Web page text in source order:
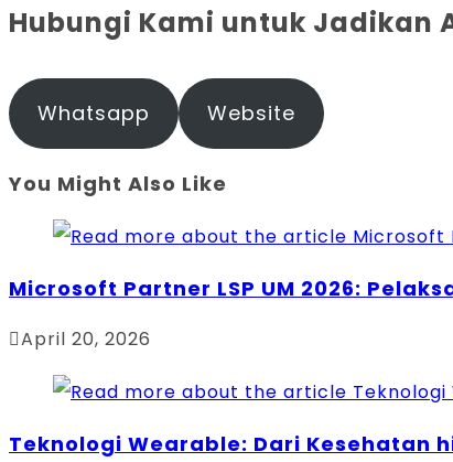
Hubungi Kami untuk Jadikan
Whatsapp Website
You Might Also Like
Microsoft Partner LSP UM 2026:
April 20, 2026
Teknologi Wearable: Dari Kesehatan